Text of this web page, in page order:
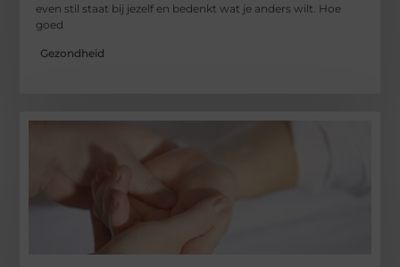
even stil staat bij jezelf en bedenkt wat je anders wilt. Hoe
goed
Gezondheid